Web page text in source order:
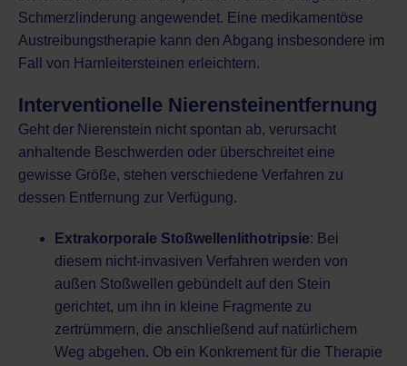
Schmerzlinderung angewendet. Eine medikamentöse
Austreibungstherapie kann den Abgang insbesondere im
Fall von Harnleitersteinen erleichtern.
Interventionelle Nierensteinentfernung
Geht der Nierenstein nicht spontan ab, verursacht
anhaltende Beschwerden oder überschreitet eine
gewisse Größe, stehen verschiedene Verfahren zu
dessen Entfernung zur Verfügung.
Extrakorporale Stoßwellenlithotripsie: Bei
diesem nicht-invasiven Verfahren werden von
außen Stoßwellen gebündelt auf den Stein
gerichtet, um ihn in kleine Fragmente zu
zertrümmern, die anschließend auf natürlichem
Weg abgehen. Ob ein Konkrement für die Therapie